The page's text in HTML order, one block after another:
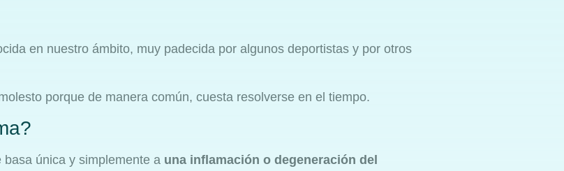
en nuestro ámbito, muy padecida por algunos deportistas y por otros
porque de manera común, cuesta resolverse en el tiempo.
única y simplemente a una inflamación o degeneración del